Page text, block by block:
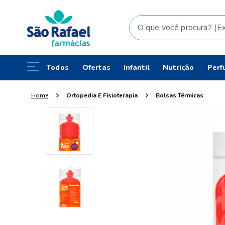
O que você procura? (Ex:
Todos Ofertas Infantil Nutrição
Ortopedia E Fisioterapia Bolsas Térmicas